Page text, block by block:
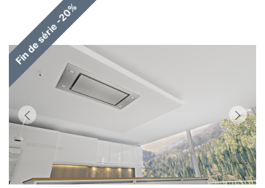
Fin de série -20%